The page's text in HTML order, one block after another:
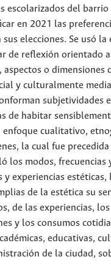
escolarizados del barrio
en 2021 las
elecciones. Se usó la
de reflexión orientado
o dimensiones
y culturalmente
subjetividades
de habitar
enfoque cualitativo,
la cual fue
los modos, frecuencias
experiencias estéticas,
de la estética su
de las experiencias,
y los consumos
educativas,
de la ciudad,